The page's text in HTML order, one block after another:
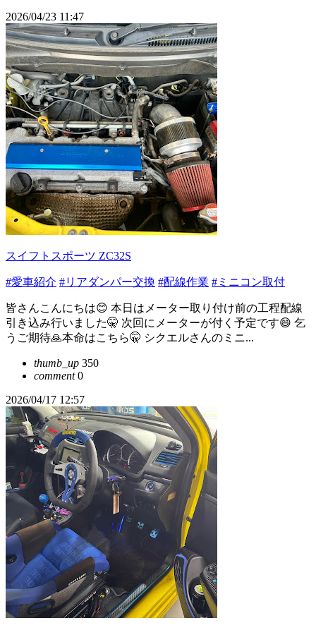
2026/04/23 11:47
スイフトスポーツ ZC32S
#愛車紹介 #リアダンパー交換 #配線作業 #ミニコン取付
皆さんこんにちは😊 本日はメーター取り付け前の工程配線
引き込み行いました🤫 次回にメーターが付く予定です😄 乞
うご期待🙏本命はこちら🤫 シクエルさんのミニ...
thumb_up 350
comment0
2026/04/17 12:57